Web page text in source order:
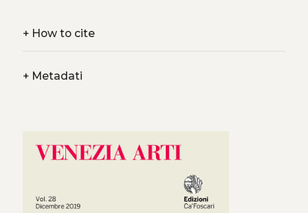
+How to cite
+Metadati